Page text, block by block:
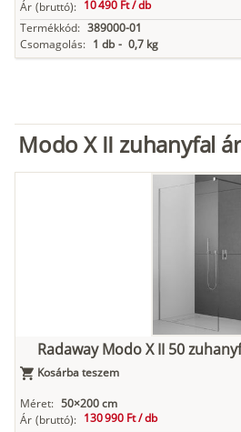
Ár (bruttó): 10 490 Ft /db
Termékkód: 389000-01
Csomagolás: 1 db - 0,7 kg
Modo X II zuhanyfal
Radaway Modo X II 50
Kosárba teszem
Méret: 50×200 cm
Ár (bruttó): 130 990 Ft /db